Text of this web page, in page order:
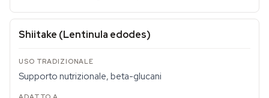
Shiitake (Lentinula edodes)
Supporto nutrizionale, beta-glucani